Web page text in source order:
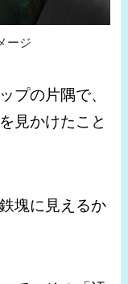
ージ
プの片隅で、
見かけたこと
塊に見えるか